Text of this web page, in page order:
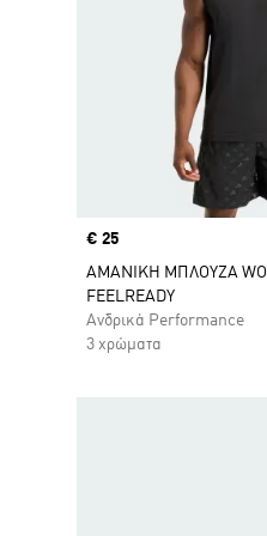
Price
€ 25
ΑΜΑΝΙΚΗ ΜΠΛΟΥΖΑ
FEELREADY
Ανδρικά Performance
3 χρώματα